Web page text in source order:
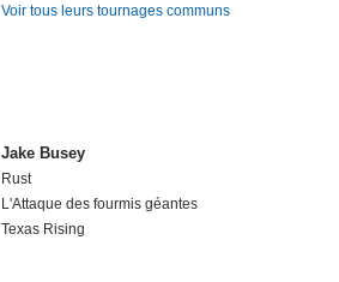
Voir tous leurs tournages communs
Jake Busey
Rust
L'Attaque des fourmis géantes
Texas Rising